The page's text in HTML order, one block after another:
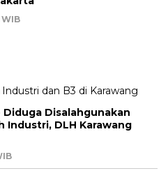
Disalahgunakan
Industri, DLH Karawang